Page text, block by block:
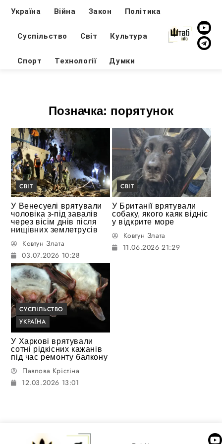
Україна Війна Закон Політика
Суспільство Світ Культура
Спорт Технології Думки
Позначка: порятунок
СВІТ
У Венесуелі врятували
чоловіка з-під завалів
через вісім днів після
нищівних землетрусів
Ковтун Злата
03.07.2026 10:28
СВІТ
У Британії врятували
собаку, якого каяк відніс
у відкрите море
Ковтун Злата
11.06.2026 21:29
СУСПІЛЬСТВО
УКРАЇНА
У Харкові врятували
сотні рідкісних кажанів
під час ремонту балкону
Павлова Крістіна
12.03.2026 13:01